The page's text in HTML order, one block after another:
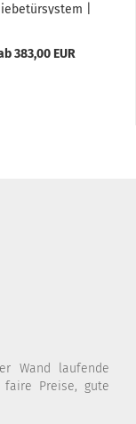
|
383,00 EUR
Wand laufende
Preise, gute